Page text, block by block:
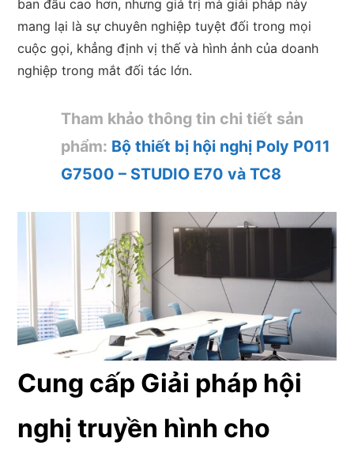
ban đầu cao hơn, nhưng giá trị mà giải pháp này
mang lại là sự chuyên nghiệp tuyệt đối trong mọi
cuộc gọi, khẳng định vị thế và hình ảnh của doanh
nghiệp trong mắt đối tác lớn.
Tham khảo thông tin chi tiết sản
phẩm: Bộ thiết bị hội nghị Poly P011
G7500 – STUDIO E70 và TC8
Cung cấp Giải pháp hội
nghị truyền hình cho